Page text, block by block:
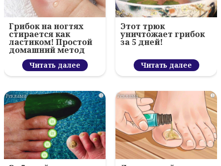
Грибок на ногтях
стирается как
ластиком! Простой
домашний метод
Читать далее
Этот трюк
уничтожает грибок
за 5 дней!
Читать далее
i i